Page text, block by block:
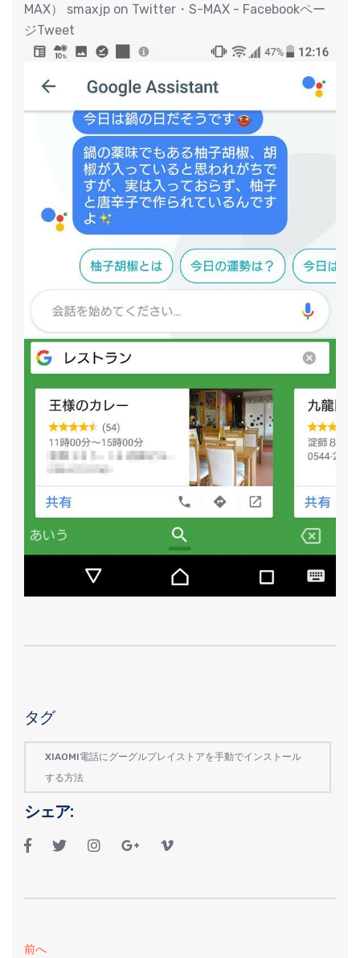
MAX） smaxjp on Twitter・S-MAX - Facebookペー
ジTweet
タグ
XIAOMI電話にグーグルプレイストアを手動でインストール
する方法
シェア:
前へ